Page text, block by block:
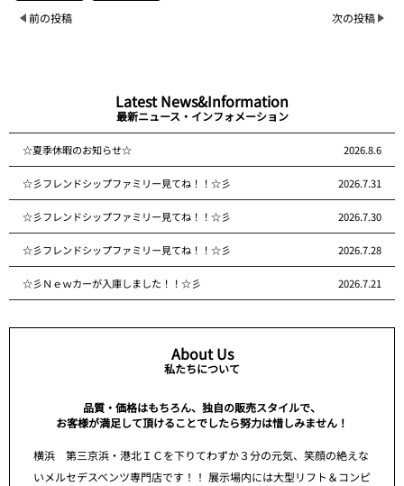
前の投稿 次の投稿
Latest News&Information
最新ニュース・インフォメーション
☆夏季休暇のお知らせ☆ 2026.8.6
☆彡フレンドシップファミリー見てね！！☆彡 2026.7.31
☆彡フレンドシップファミリー見てね！！☆彡 2026.7.30
☆彡フレンドシップファミリー見てね！！☆彡 2026.7.28
☆彡Ｎｅｗカーが入庫しました！！☆彡 2026.7.21
About Us
私たちについて
品質・価格はもちろん、独自の販売スタイルで、
お客様が満足して頂けることでしたら努力は惜しみません！
横浜 第三京浜・港北ＩＣを下りてわずか３分の元気、笑顔の絶えな
いメルセデスベンツ専門店です！！ 展示場内には大型リフト＆コンピ